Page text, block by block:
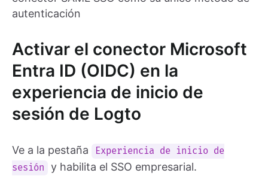
autenticación
Activar el conector Microsoft
Entra ID (OIDC) en la
experiencia de inicio de
sesión de Logto
Ve a la pestaña
Experiencia de inicio de
sesión
y habilita el SSO empresarial.